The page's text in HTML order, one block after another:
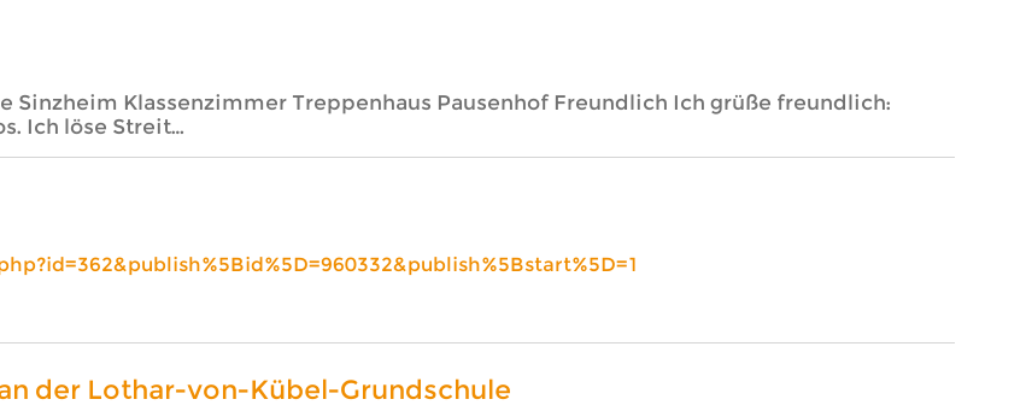
Sinzheim Klassenzimmer Treppenhaus Pausenhof Freundlich Ich grüße freundlich:
Ich löse Streit…
der Lothar-von-Kübel-Grundschule